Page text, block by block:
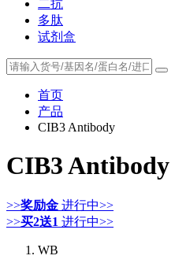
二抗
多肽
试剂盒
首页
产品
CIB3 Antibody
CIB3 Antibody
>>奖励金 进行中>>
>>买2送1 进行中>>
WB